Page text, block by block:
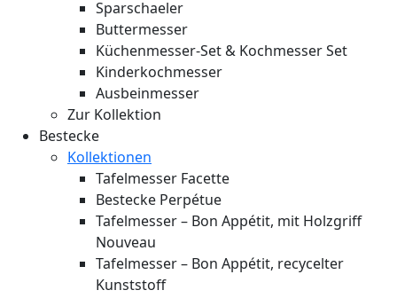
Sparschaeler
Buttermesser
Küchenmesser-Set & Kochmesser Set
Kinderkochmesser
Ausbeinmesser
Zur Kollektion
Bestecke
Kollektionen
Tafelmesser Facette
Bestecke Perpétue
Tafelmesser – Bon Appétit, mit Holzgriff
Nouveau
Tafelmesser – Bon Appétit, recycelter
Kunststoff